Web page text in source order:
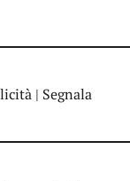
| Segnala